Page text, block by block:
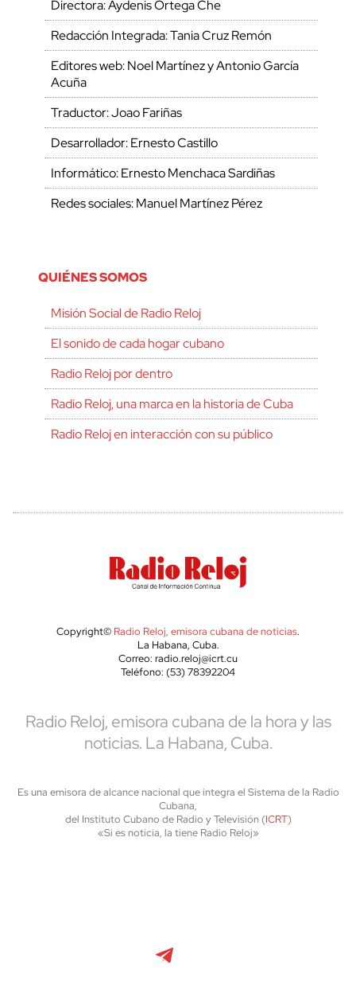
Directora: Aydenis Ortega Che
Redacción Integrada: Tania Cruz Remón
Editores web: Noel Martínez y Antonio García
Acuña
Traductor: Joao Fariñas
Desarrollador: Ernesto Castillo
Informático: Ernesto Menchaca Sardiñas
Redes sociales: Manuel Martínez Pérez
QUIÉNES SOMOS
Misión Social de Radio Reloj
El sonido de cada hogar cubano
Radio Reloj por dentro
Radio Reloj, una marca en la historia de Cuba
Radio Reloj en interacción con su público
Copyright© Radio Reloj, emisora cubana de noticias.
La Habana, Cuba.
Correo: radio.reloj@icrt.cu
Teléfono: (53) 78392204
Radio Reloj, emisora cubana de la hora y las
noticias. La Habana, Cuba.
Es una emisora de alcance nacional que integra el Sistema de la Radio
Cubana,
del Instituto Cubano de Radio y Televisión (ICRT)
«Si es noticia, la tiene Radio Reloj»